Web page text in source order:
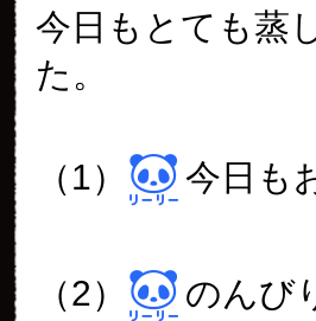
今日もとても蒸
た。
（1） 今日も
（2） のんび